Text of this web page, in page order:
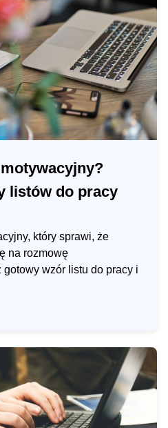
listów do pracy
który sprawi, że
na rozmowę
wzór listu do pracy i